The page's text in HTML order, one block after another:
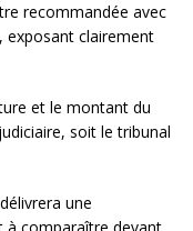
recommandée avec
exposant clairement
et le montant du
soit le tribunal
une